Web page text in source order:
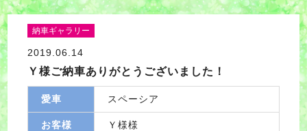
納車ギャラリー
2019.06.14
Ｙ様ご納車ありがとうございました！
愛車 スペーシア
お客様 Ｙ様様